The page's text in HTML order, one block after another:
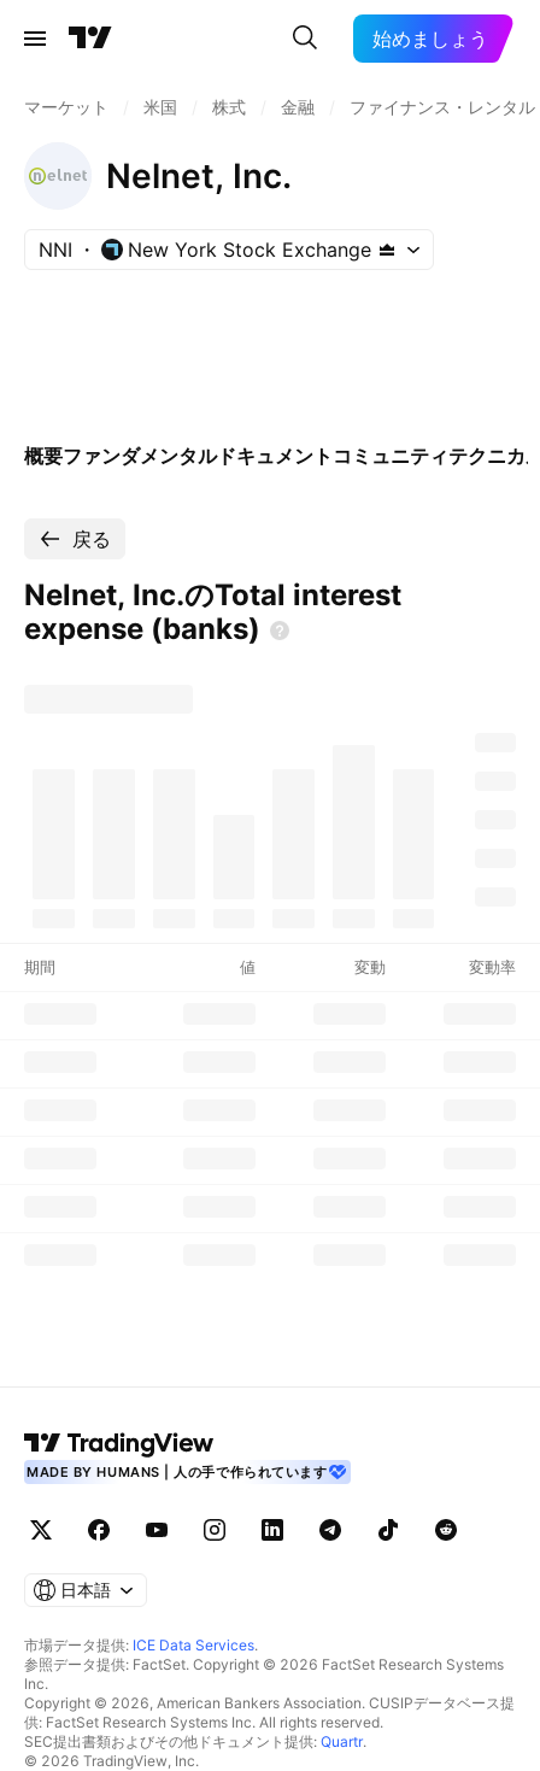
始めましょう
マーケット 米国 株式 金融 ファイナンス・レンタ
Nelnet, Inc.
NNI New York Stock Exchange
概要ファンダメンタルドキュメント コミュニティテクニカ
戻る
Nelnet, Inc.のTotal interest
expense (banks)
期間 値 変動 変動率
MADE BY HUMANS | 人の手で作られています
日本語
市場データ提供: ICE Data Services.
参照データ提供: FactSet. Copyright © 2026 FactSet Research Systems
Inc.
Copyright © 2026, American Bankers Association. CUSIPデータベース提
供: FactSet Research Systems Inc. All rights reserved.
SEC提出書類およびその他ドキュメント提供: Quartr.
© 2026 TradingView, Inc.